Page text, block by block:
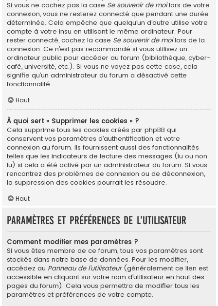
Si vous ne cochez pas la case Se souvenir de moilors de votre
connexion, vous ne resterez connecté que pendant une durée
déterminée. Cela empêche que quelqu’un d’autre utilise votre
compte à votre insu en utilisant le même ordinateur. Pour
rester connecté, cochez la case Se souvenir de moilors de la
connexion. Ce n’est pas recommandé si vous utilisez un
ordinateur public pour accéder au forum (bibliothèque, cyber-
café, université, etc.). Si vous ne voyez pas cette case, cela
signifie qu’un administrateur du forum a désactivé cette
fonctionnalité.
Haut
À quoi sert « Supprimer les cookies » ?
Cela supprime tous les cookies créés par phpBB qui
conservent vos paramètres d’authentification et votre
connexion au forum. Ils fournissent aussi des fonctionnalités
telles que les indicateurs de lecture des messages (lu ou non
lu) si cela a été activé par un administrateur du forum. Si vous
rencontrez des problèmes de connexion ou de déconnexion,
la suppression des cookies pourrait les résoudre.
Haut
Paramètres et préférences de l’utilisateur
Comment modifier mes paramètres ?
Si vous êtes membre de ce forum, tous vos paramètres sont
stockés dans notre base de données. Pour les modifier,
accédez au Panneau de l’utilisateur(généralement ce lien est
accessible en cliquant sur votre nom d’utilisateur en haut des
pages du forum). Cela vous permettra de modifier tous les
paramètres et préférences de votre compte.